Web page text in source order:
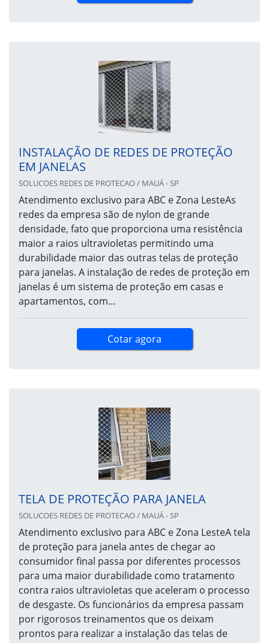
INSTALAÇÃO DE REDES DE PROTEÇÃO
EM JANELAS
SOLUCOES REDES DE PROTECAO / MAUÁ - SP
Atendimento exclusivo para ABC e Zona LesteAs
redes da empresa são de nylon de grande
densidade, fato que proporciona uma resistência
maior a raios ultravioletas permitindo uma
durabilidade maior das outras telas de proteção
para janelas. A instalação de redes de proteção em
janelas é um sistema de proteção em casas e
apartamentos, com...
Cotar agora
TELA DE PROTEÇÃO PARA JANELA
SOLUCOES REDES DE PROTECAO / MAUÁ - SP
Atendimento exclusivo para ABC e Zona LesteA tela
de proteção para janela antes de chegar ao
consumidor final passa por diferentes processos
para uma maior durabilidade como tratamento
contra raios ultravioletas que aceleram o processo
de desgaste. Os funcionários da empresa passam
por rigorosos treinamentos que os deixam
prontos para realizar a instalação das telas de